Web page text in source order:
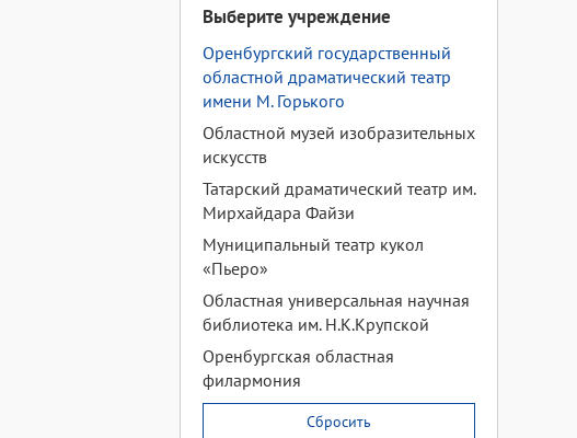
Выберите учреждение
Оренбургский государственный
областной драматический театр
имени М. Горького
Областной музей изобразительных
искусств
Татарский драматический театр им.
Мирхайдара Файзи
Муниципальный театр кукол
«Пьеро»
Областная универсальная научная
библиотека им. Н.К.Крупской
Оренбургская областная
филармония
Сбросить